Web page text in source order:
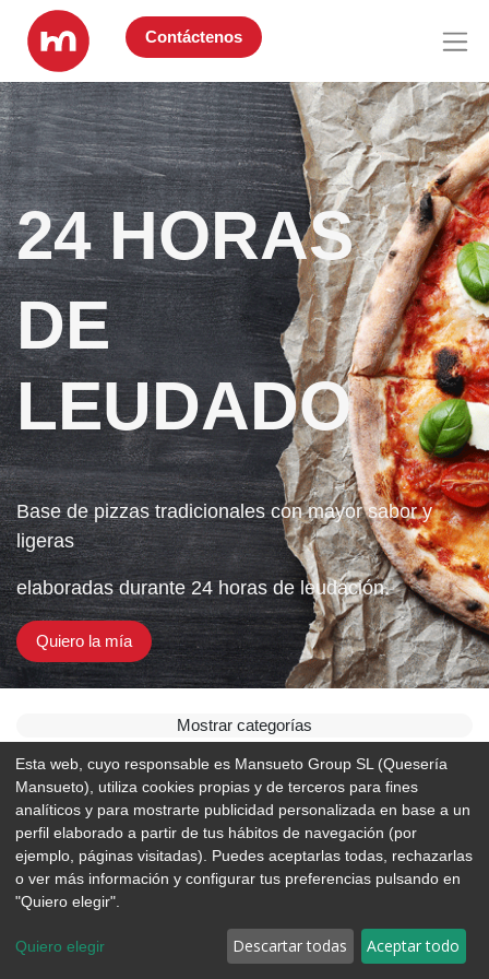
Contáctenos
24 HORAS
DE
LEUDADO
Base de pizzas tradicionales con mayor sabor y
ligeras
elaboradas durante 24 horas de leudación.
Quiero la mía
Mostrar categorías
Esta web, cuyo responsable es Mansueto Group SL (Quesería
Mansueto), utiliza cookies propias y de terceros para fines
analíticos y para mostrarte publicidad personalizada en base a un
perfil elaborado a partir de tus hábitos de navegación (por
ejemplo, páginas visitadas). Puedes aceptarlas todas, rechazarlas
o ver más información y configurar tus preferencias pulsando en
"Quiero elegir".
Quiero elegir Descartar todas Aceptar todo